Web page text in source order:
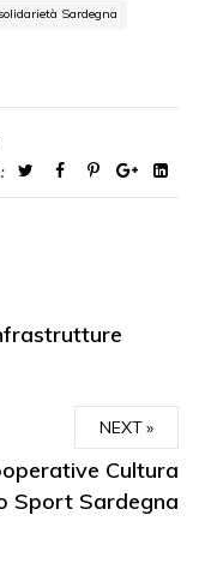
Sardegna
NEXT
Cultura
Sport Sardegna